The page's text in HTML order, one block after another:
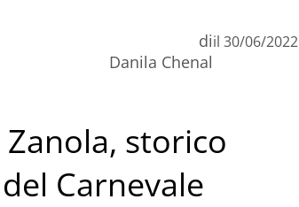
di
Danila Chenal
il 30/06/2022
storico
Carnevale